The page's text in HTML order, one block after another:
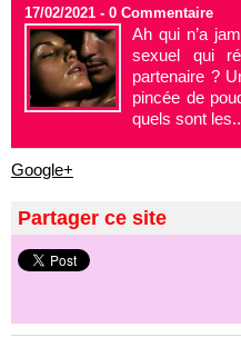
17/02/2021 - 0 Commentaire
Ah qui n’a
sexuel qui
partenaire ?
pincée de
quels sont
Google+
Partager ce site